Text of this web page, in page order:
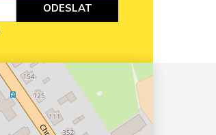
ODESLAT